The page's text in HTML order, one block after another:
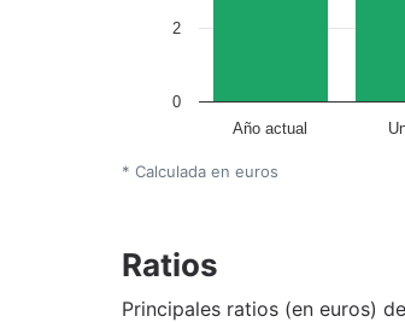
Año actual
0
2
* Calculada en euros
Ratios
Principales ratios (en euros)